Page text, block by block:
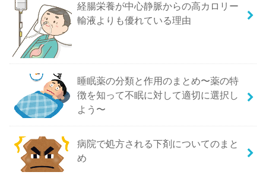
経腸栄養が中心静脈からの高カロリー
輸液よりも優れている理由
睡眠薬の分類と作用のまとめ〜薬の特
徴を知って不眠に対して適切に選択し
よう〜
病院で処方される下剤についてのまと
め